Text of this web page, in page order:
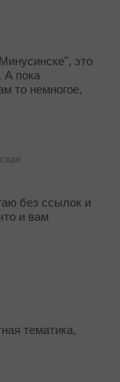
это
А пока
то немногое,
без ссылок и
и вам
тематика,